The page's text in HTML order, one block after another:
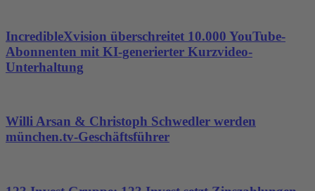
IncredibleXvision überschreitet 10.000 YouTube-
Abonnenten mit KI-generierter Kurzvideo-
Unterhaltung
Willi Arsan & Christoph Schwedler werden
münchen.tv-Geschäftsführer